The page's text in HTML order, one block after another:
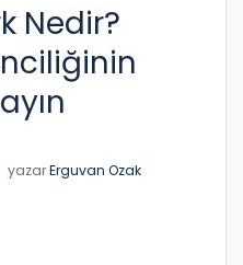
Nedir?
yazarErguvan Ozak